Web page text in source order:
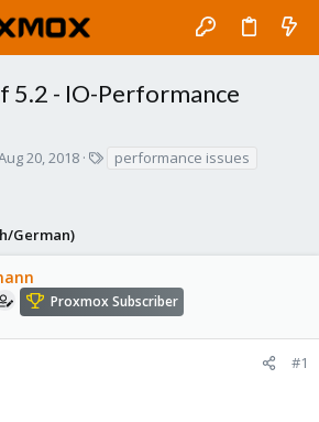
5.2 - IO-Performance
S
t
20, 2018
performance issues
German)
Proxmox Subscriber
#1